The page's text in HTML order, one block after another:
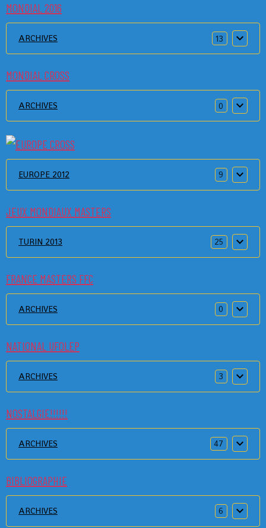
MONDIAL 2016
ARCHIVES 13
MONDIAL CROSS
ARCHIVES 0
EUROPE 2012 9
JEUX MONDIAUX MASTERS
TURIN 2013 25
FRANCE MASTERS FFC
ARCHIVES 0
NATIONAL UFOLEP
ARCHIVES 3
NOSTALGIE!!!!!!
ARCHIVES 47
BIBLIOGRAPHIE
ARCHIVES 6